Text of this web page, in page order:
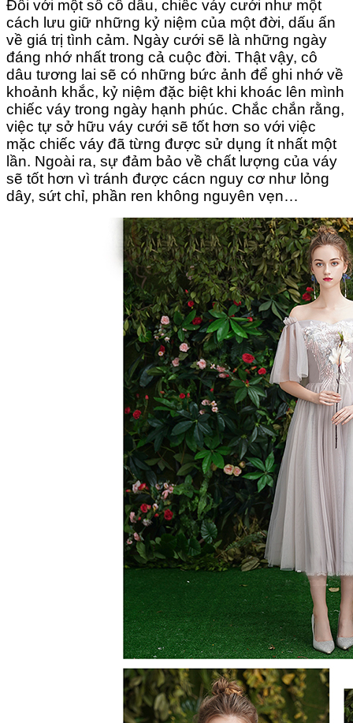
Đối với một số cô dâu, chiếc váy cưới như một
cách lưu giữ những kỷ niệm của một đời, dấu ấn
về giá trị tình cảm. Ngày cưới sẽ là những ngày
đáng nhớ nhất trong cả cuộc đời. Thật vậy, cô
dâu tương lai sẽ có những bức ảnh để ghi nhớ về
khoảnh khắc, kỷ niệm đặc biệt khi khoác lên mình
chiếc váy trong ngày hạnh phúc. Chắc chắn rằng,
việc tự sở hữu váy cưới sẽ tốt hơn so với việc
mặc chiếc váy đã từng được sử dụng ít nhất một
lần. Ngoài ra, sự đảm bảo về chất lượng của váy
sẽ tốt hơn vì tránh được cácn nguy cơ như lỏng
dây, sứt chỉ, phần ren không nguyên vẹn…